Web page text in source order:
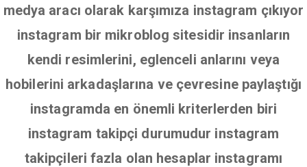
medya aracı olarak karşımıza instagram çıkıyor
instagram bir mikroblog sitesidir insanların
kendi resimlerini, eglenceli anlarını veya
hobilerini arkadaşlarına ve çevresine paylaştığı
instagramda en önemli kriterlerden biri
instagram takipçi durumudur instagram
takipçileri fazla olan hesaplar instagramı